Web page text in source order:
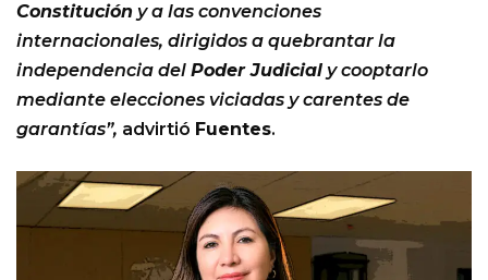
Constitución y a las convenciones
internacionales, dirigidos a quebrantar la
independencia del Poder Judicial y cooptarlo
mediante elecciones viciadas y carentes de
garantías”, advirtió Fuentes.